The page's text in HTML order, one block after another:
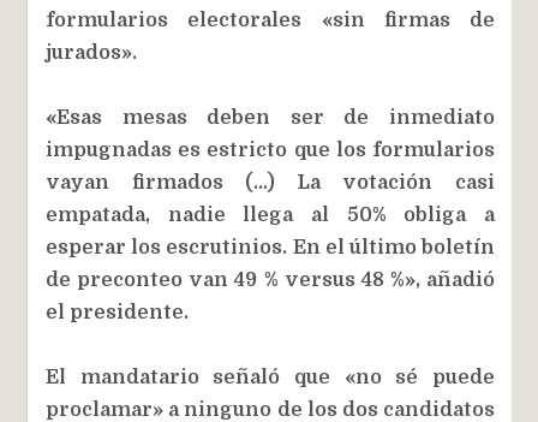
formularios electorales «sin firmas de
jurados».
«Esas mesas deben ser de inmediato
impugnadas es estricto que los formularios
vayan firmados (…) La votación casi
empatada, nadie llega al 50% obliga a
esperar los escrutinios. En el último boletín
de preconteo van 49 % versus 48 %», añadió
el presidente.
El mandatario señaló que «no sé puede
proclamar» a ninguno de los dos candidatos